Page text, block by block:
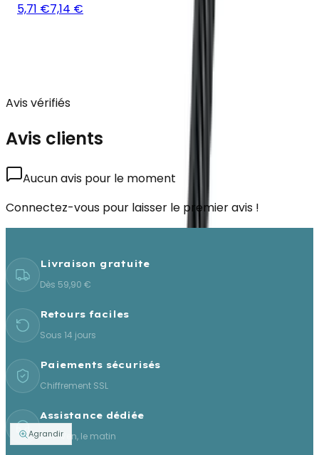
Agrandir
5,71 €7,14 €
Avis vérifiés
Avis clients
Aucun avis pour le moment
Connectez-vous pour laisser le premier avis !
Livraison gratuite
Dès 59,90 €
Retours faciles
Sous 14 jours
Paiements sécurisés
Chiffrement SSL
Assistance dédiée
Lun–Ven, le matin